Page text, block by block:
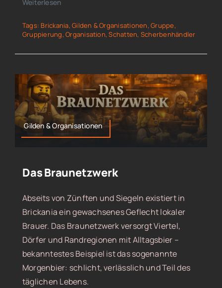
Weiterlesen
Tags: Brickania,Gilden & Organisationen,Gruppe,
Gruppierung,Organisation,Schatten, Scherbenhändler
Gilden & Organisationen
Das Braunetzwerk
Abseits von Zünften und Siegeln existiert in
Brickania ein gewachsenes Geflecht lokaler
Brauer. Das Braunetzwerk versorgt Viertel,
Dörfer und Randregionen mit Alltagsbier –
bekanntestes Beispiel ist das sogenannte
Morgenbier: schlicht, verlässlich und Teil des
täglichen Lebens.